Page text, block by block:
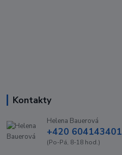
Kontakty
Helena Bauerová
+420 604143401
(Po-Pá, 8-18 hod.)